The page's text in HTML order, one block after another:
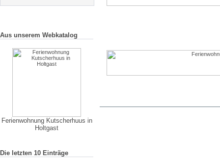
Aus unserem Webkatalog
Ferienwohnung Kutscherhuus in
Holtgast
Die letzten 10 Einträge